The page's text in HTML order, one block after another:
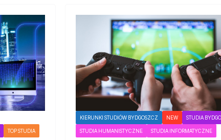
TOP STUDIA
KIERUNKI STUDIÓW BYDGOSZCZ NEW STUDIA
STUDIA HUMANISTYCZNE STUDIA INFORMATYCZNE